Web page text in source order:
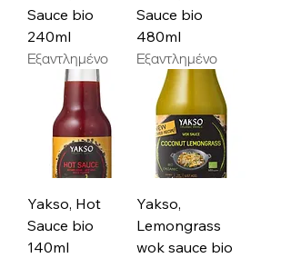
Sauce bio
240ml
Εξαντλημένο
Sauce bio
480ml
Εξαντλημένο
Yakso, Hot
Sauce bio
140ml
Yakso,
Lemongrass
wok sauce bio